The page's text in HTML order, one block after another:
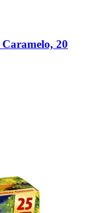
20